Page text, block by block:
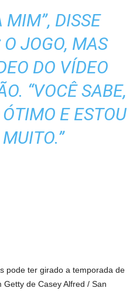
MIM”, DISSE
JOGO, MAS
DO VÍDEO
“VOCÊ SABE,
E ESTOU
pode ter girado a temporada de
de Casey Alfred / San